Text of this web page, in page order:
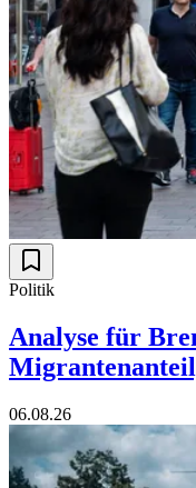
Politik
Analyse für
06.08.26